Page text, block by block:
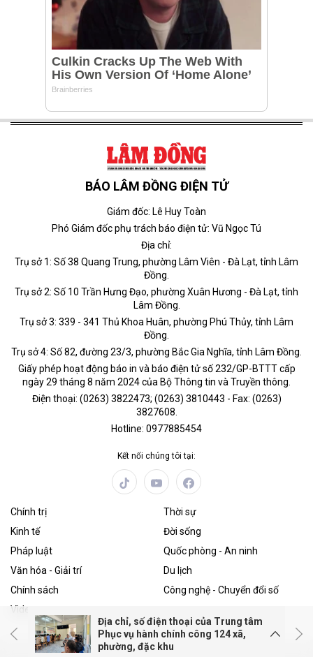
Địa chỉ, số điện thoại của Trung tâm
Phục vụ hành chính công 124 xã,
phường, đặc khu
BÁO LÂM ĐỒNG ĐIỆN TỬ
Giám đốc: Lê Huy Toàn
Phó Giám đốc phụ trách báo điện tử: Vũ Ngọc Tú
Địa chỉ:
Trụ sở 1: Số 38 Quang Trung, phường Lâm Viên - Đà Lạt, tỉnh Lâm
Đồng.
Trụ sở 2: Số 10 Trần Hưng Đạo, phường Xuân Hương - Đà Lạt, tỉnh
Lâm Đồng.
Trụ sở 3: 339 - 341 Thủ Khoa Huân, phường Phú Thủy, tỉnh Lâm
Đồng.
Trụ sở 4: Số 82, đường 23/3, phường Bắc Gia Nghĩa, tỉnh Lâm Đồng.
Giấy phép hoạt động báo in và báo điện tử số 232/GP-BTTT cấp
ngày 29 tháng 8 năm 2024 của Bộ Thông tin và Truyền thông.
Điện thoại: (0263) 3822473; (0263) 3810443 - Fax: (0263)
3827608.
Hotline: 0977885454
Kết nối chúng tôi tại:
Chính trị
Thời sự
Kinh tế
Đời sống
Pháp luật
Quốc phòng - An ninh
Văn hóa - Giải trí
Du lịch
Chính sách
Công nghệ - Chuyển đổi số
Video
POWERED BYONE CMS - A PRODUCT OF